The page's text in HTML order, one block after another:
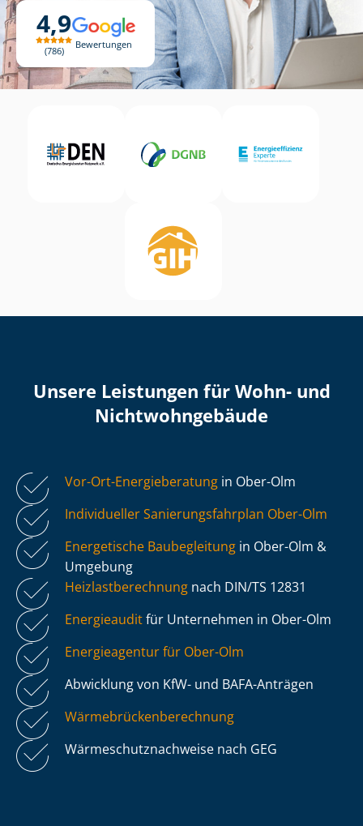
4,9
786
Bewertungen
Unsere Leistungen für Wohn- und
Nicht­wohn­ge­bäu­de
Vor-Ort-Energieberatung in Ober-Olm
Individueller Sa­nie­rungs­fahr­plan Ober-Olm
Energetische Baubegleitung in Ober-Olm &
Umgebung
Heiz­last­be­rech­nung nach DIN/TS 12831
Energieauditfür Unternehmen in Ober-Olm
Energieagentur für Ober-Olm
Abwicklung von KfW- und BAFA-Anträgen
Wär­me­brü­cken­be­rech­nung
Wär­me­schutz­nach­wei­se nach GEG